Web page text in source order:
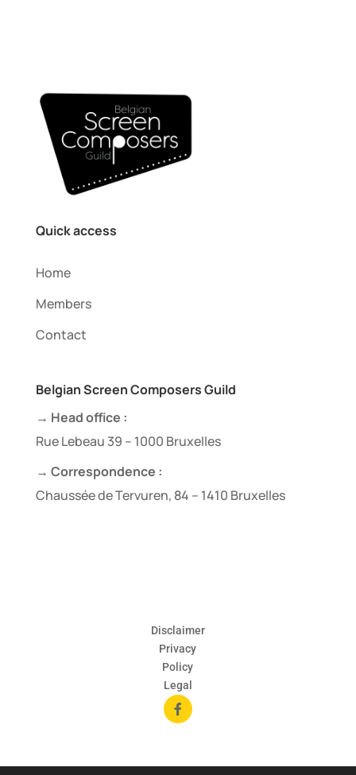
Quick access
Home
Members
Contact
Belgian Screen Composers Guild
→ Head office :
Rue Lebeau 39 – 1000 Bruxelles
→ Correspondence :
Chaussée de Tervuren, 84 – 1410 Bruxelles
Disclaimer
Privacy
Policy
Legal
